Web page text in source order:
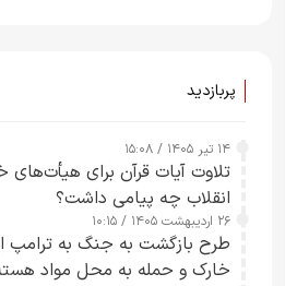
پربازدید
۱۴ تیر ۱۴۰۵ / ۱۵:۰۸
تلاوت آیات قرآن برای
انقلاب چه پیامی داشت؟
۲۶ اردیبهشت ۱۴۰۵ / ۱۰:۱۵
طرح‌ بازگشت به جنگ به ترامپ
خارک و حمله به محل مواد